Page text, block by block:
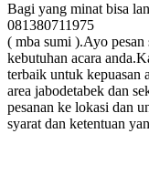
Bagi yang minat bisa
081380711975
( mba sumi ).Ayo pesan
kebutuhan acara
terbaik untuk kepuasan
area jabodetabek dan
pesanan ke lokasi dan
syarat dan ketentuan